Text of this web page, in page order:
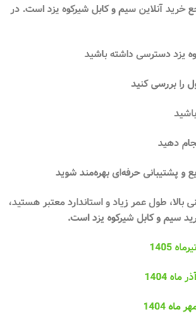
خرید آنلاین سیم و کابل شیرکوه یزد است. در
یزددسترسی داشته باشید
را بررسی کنید
دهید
پشتیبانی حرفه‌ایبهره‌مند شوید
بالا، طول عمر زیاد و استاندارد معتبر هستید،
سیم و کابل شیرکوه یزد است.
1405
1404
1404